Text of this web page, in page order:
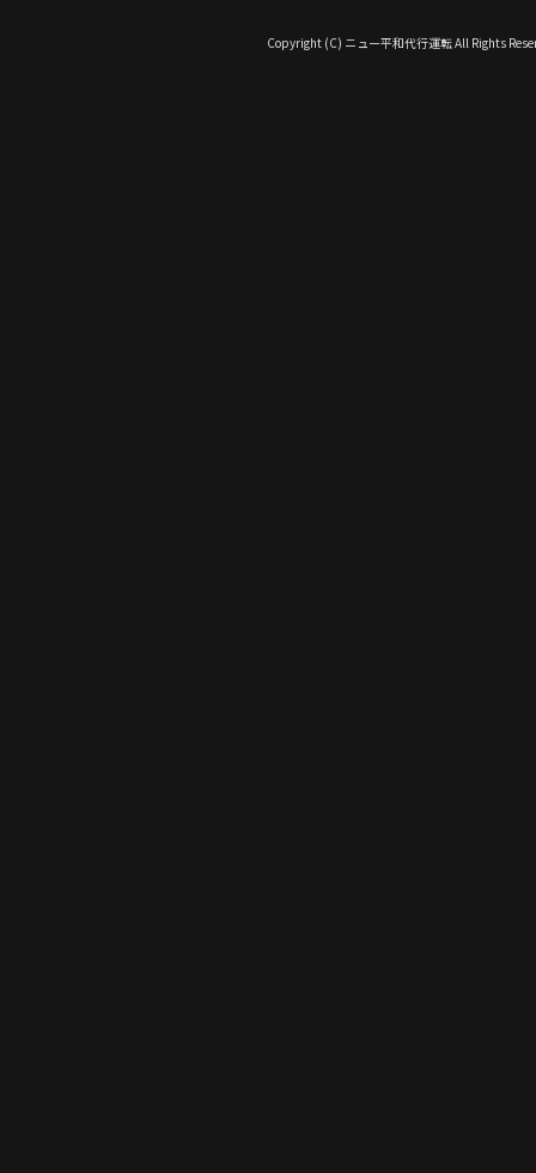
Copyright (C) ニュー平和代行運転 All Rights